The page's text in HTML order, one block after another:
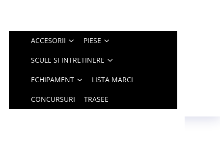
ACCESORII PIESE
SCULE SI INTRETINERE
ECHIPAMENT LISTA MARCI
CONCURSURI TRASEE